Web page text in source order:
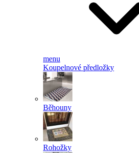
menu
Koupelnové předložky
Běhouny
Rohožky